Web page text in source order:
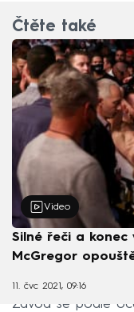
Čtěte také
Video
Silné řeči a konec
McGregor
11. čvc 2021, 09:16
Závod se podle